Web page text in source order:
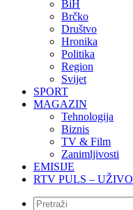
BiH
Brčko
Društvo
Hronika
Politika
Region
Svijet
SPORT
MAGAZIN
Tehnologija
Biznis
TV & Film
Zanimljivosti
EMISIJE
RTV PULS – UŽIVO